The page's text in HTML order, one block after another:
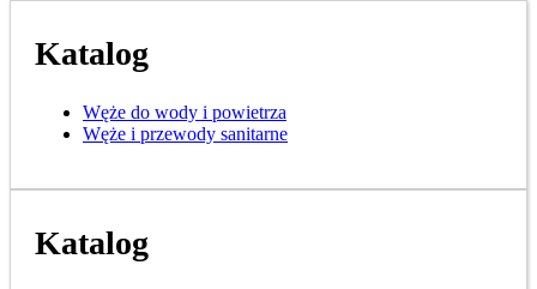
Katalog
Węże do wody i powietrza
Węże i przewody sanitarne
Katalog